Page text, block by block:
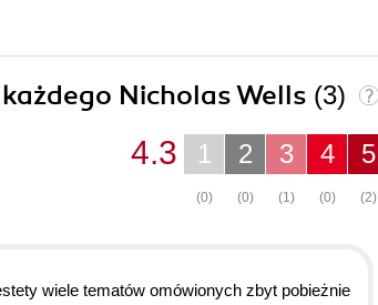
Nicholas Wells (3)
5
(2)
4
(0)
3
(1)
2
(0)
1
(0)
4.3
wiele tematów omówionych zbyt pobieżnie